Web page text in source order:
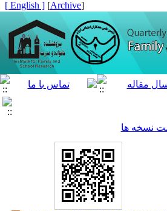
[
Archive
]
[ English ]
نسخه ها